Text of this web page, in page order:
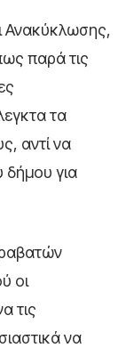
Ανακύκλωσης,
παρά τις
τα
αντί να
δήμου για
οι
τις
να